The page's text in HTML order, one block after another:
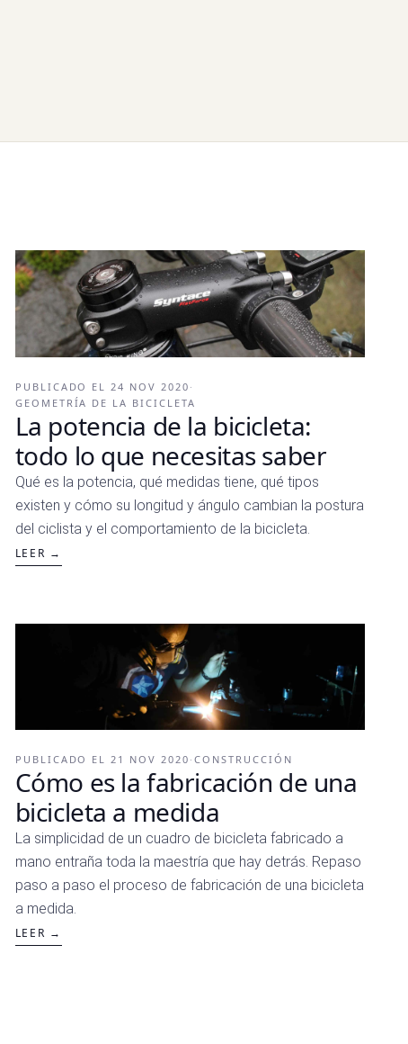
PUBLICADO EL 24 NOV 2020 ·
GEOMETRÍA DE LA BICICLETA
La potencia de la bicicleta:
todo lo que necesitas saber
Qué es la potencia, qué medidas tiene, qué tipos
existen y cómo su longitud y ángulo cambian la postura
del ciclista y el comportamiento de la bicicleta.
LEER →
PUBLICADO EL21 NOV 2020 ·CONSTRUCCIÓN
Cómo es la fabricación de una
bicicleta a medida
La simplicidad de un cuadro de bicicleta fabricado a
mano entraña toda la maestría que hay detrás. Repaso
paso a paso el proceso de fabricación de una bicicleta
a medida.
LEER →